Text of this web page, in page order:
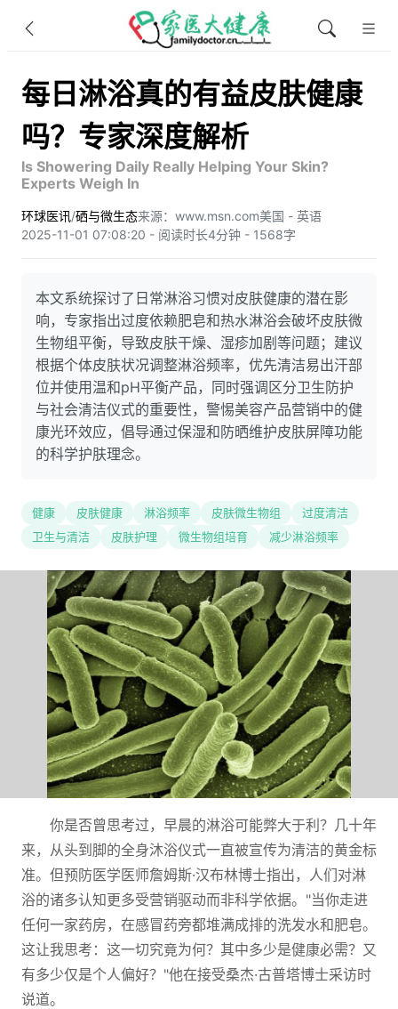
每日淋浴真的有益皮肤健康
吗？专家深度解析
Is Showering Daily Really Helping Your Skin?
Experts Weigh In
环球医讯/硒与微生态来源：www.msn.com美国 - 英语
2025-11-01 07:08:20 - 阅读时长4分钟 - 1568字
本文系统探讨了日常淋浴习惯对皮肤健康的潜在影
响，专家指出过度依赖肥皂和热水淋浴会破坏皮肤微
生物组平衡，导致皮肤干燥、湿疹加剧等问题；建议
根据个体皮肤状况调整淋浴频率，优先清洁易出汗部
位并使用温和pH平衡产品，同时强调区分卫生防护
与社会清洁仪式的重要性，警惕美容产品营销中的健
康光环效应，倡导通过保湿和防晒维护皮肤屏障功能
的科学护肤理念。
健康 皮肤健康 淋浴频率 皮肤微生物组
过度清洁
卫生与清洁
皮肤护理 微生物组培育 减少淋浴频率
你是否曾思考过，早晨的淋浴可能弊大于利？几十年
来，从头到脚的全身沐浴仪式一直被宣传为清洁的黄金标
准。但预防医学医师詹姆斯·汉布林博士指出，人们对淋
浴的诸多认知更多受营销驱动而非科学依据。"当你走进
任何一家药房，在感冒药旁都堆满成排的洗发水和肥皂。
这让我思考：这一切究竟为何？其中多少是健康必需？又
有多少仅是个人偏好？"他在接受桑杰·古普塔博士采访时
说道。